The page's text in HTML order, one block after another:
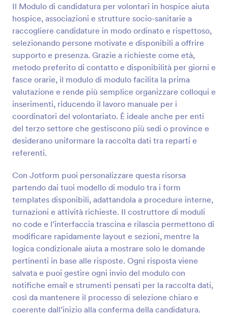
Il Modulo di candidatura per volontari in hospice aiuta
hospice, associazioni e strutture socio-sanitarie a
raccogliere candidature in modo ordinato e rispettoso,
selezionando persone motivate e disponibili a offrire
supporto e presenza. Grazie a richieste come età,
metodo preferito di contatto e disponibilità per giorni e
fasce orarie, il modulo di modulo facilita la prima
valutazione e rende più semplice organizzare colloqui e
inserimenti, riducendo il lavoro manuale per i
coordinatori del volontariato. È ideale anche per enti
del terzo settore che gestiscono più sedi o province e
desiderano uniformare la raccolta dati tra reparti e
referenti.
Con Jotform puoi personalizzare questa risorsa
partendo dai tuoi modello di modulo tra i form
templates disponibili, adattandola a procedure interne,
turnazioni e attività richieste. Il costruttore di moduli
no code e l’interfaccia trascina e rilascia permettono di
modificare rapidamente layout e sezioni, mentre la
logica condizionale aiuta a mostrare solo le domande
pertinenti in base alle risposte. Ogni risposta viene
salvata e puoi gestire ogni invio del modulo con
notifiche email e strumenti pensati per la raccolta dati,
così da mantenere il processo di selezione chiaro e
coerente dall’inizio alla conferma della candidatura.
Anteprima
Modulo Di Candidatura Per Il Comitato Consultivo Giovanile
Raccogli candidature per un Comitato Consultivo
dei Giovani con Jotform, gestendo valutazione e
data collection in un unico flusso grazie a un
modello di modulo personalizzabile e facile da
condividere.
Go to Category:
Moduli di Domanda